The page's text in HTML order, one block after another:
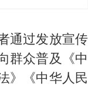
通过发放宣传
群众普及《中
》《中华人民